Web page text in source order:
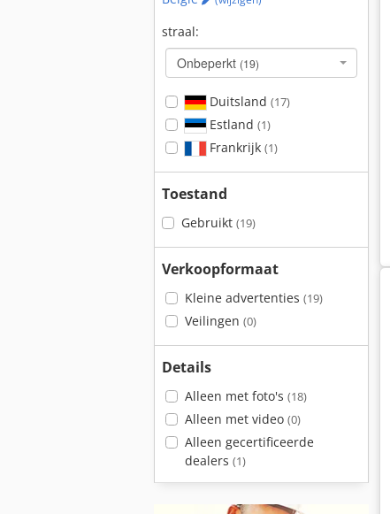
straal:
Onbeperkt (19)
Duitsland (17)
Estland (1)
Frankrijk (1)
Toestand
Gebruikt (19)
Verkoopformaat
Kleine advertenties (19)
Veilingen (0)
Details
Alleen met foto's (18)
Alleen met video (0)
Alleen gecertificeerde
dealers (1)